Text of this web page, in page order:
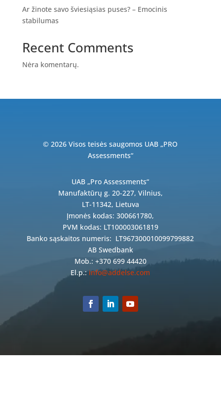
Ar žinote savo šviesiąsias puses? – Emocinis
stabilumas
Recent Comments
Nėra komentarų.
© 2026 Visos teisės saugomos UAB „PRO
Assessments“
UAB „Pro Assessments“
Manufaktūrų g. 20-227, Vilnius,
LT-11342, Lietuva
Įmonės kodas: 300661780,
PVM kodas: LT100003061819
Banko sąskaitos numeris: LT967300010099799882
AB Swedbank
Mob.: +370 699 44420
El.p.:info@addelse.com